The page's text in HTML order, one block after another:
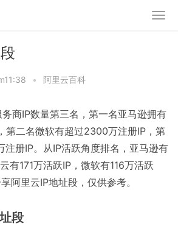
• 阿里云百科
商IP数量第三名，第一名亚马逊拥有
第二名微软有超过2300万注册IP，第
注册IP。从IP活跃角度排名，亚马逊有
有171万活跃IP，微软有116万活跃
阿里云IP地址段，仅供参考。
段